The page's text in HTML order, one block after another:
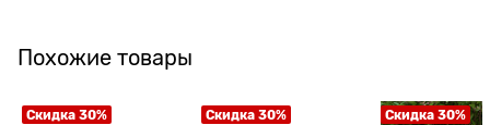
Похожие товары
Скидка 30% Скидка 30% Скидка 30%